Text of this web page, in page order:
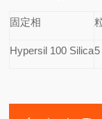
固定相
Hypersil 100 Silica5